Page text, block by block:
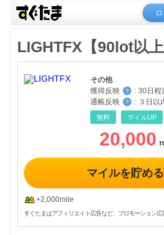
LIGHTFX【90lot以上
その他
獲得反映
？ : 30日程
通帳反映
？ : ３日以
無料 マイルUP
20,000
マイルを貯める
+2,000mile
すぐたまはアフィリエイト広告など、プロモーション